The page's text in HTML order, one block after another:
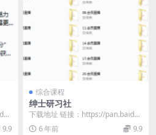
9.9
综合课程
绅士研习社
下载地址 链接：https://pan.baidu.
com/s/1a4lixwS...
6 年前 9.9